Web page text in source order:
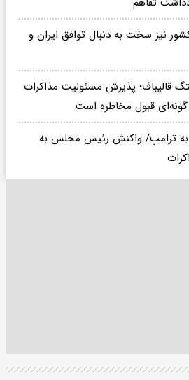
نیز سخت به دنبال توافق ایران و
قالیباف؛ پذیرش مسئولیت مذاکرات
قبول مخاطره است
به ترامپ/ واکنش رئیس مجلس به